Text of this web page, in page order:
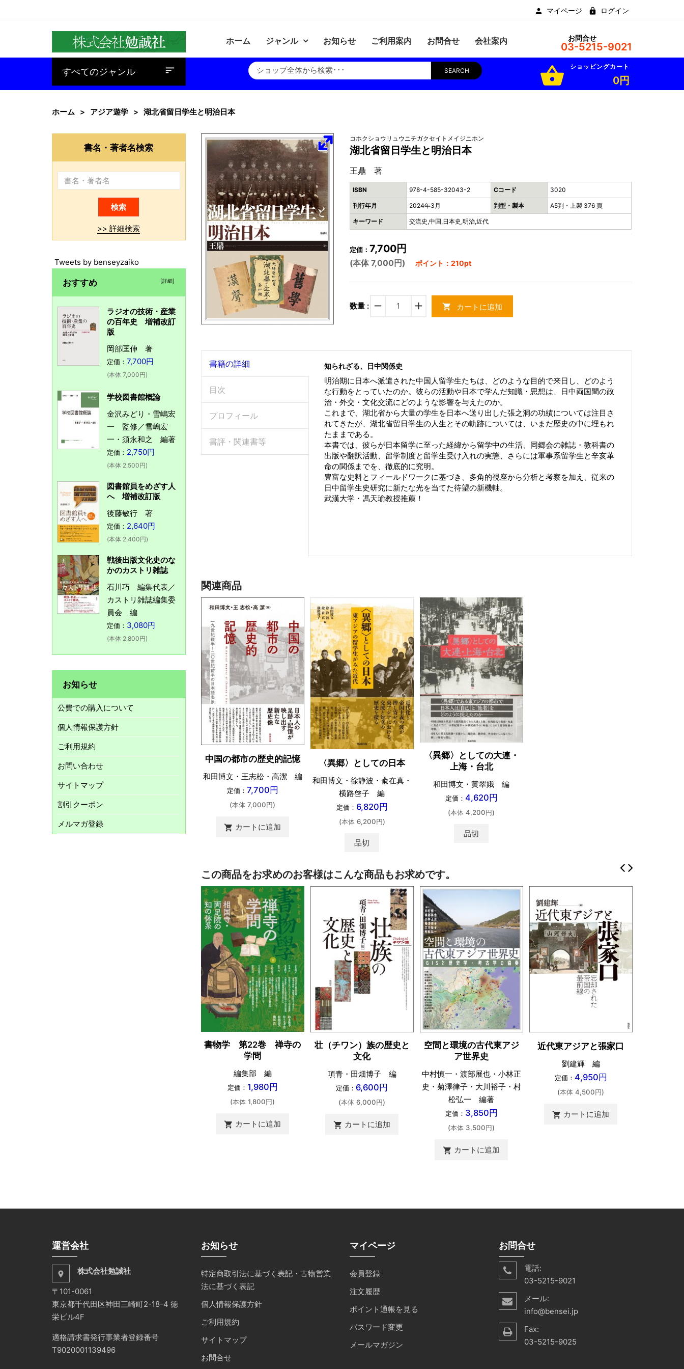
マイページ ログイン
ホーム ジャンル お知らせ ご利用案内 お問合せ 会社案内 お問合せ
03-5215-9021
すべてのジャンル
baseline_sort SEARCH shopping_basket ショッピングカート
0円
ホーム アジア遊学 湖北省留日学生と明治日本
コホクショウリュウニチガクセイトメイジニホン
湖北省留日学生と明治日本
王鼎 著
ISBN 978-4-585-32043-2 Cコード 3020
刊行年月 2024年3月 判型・製本 A5判・上製 376 頁
キーワード 交流史,中国,日本史,明治,近代
定価： 7,700円
(本体 7,000円) ポイント：210pt
数量 : remove add shopping_cart カートに追加
書籍の詳細
目次
プロフィール
書評・関連書等
知られざる、日中関係史
明治期に日本へ派遣された中国人留学生たちは、どのような目的で来日し、どのよう
な行動をとっていたのか。彼らの活動や日本で学んだ知識・思想は、日中両国間の政
治・外交・文化交流にどのような影響を与えたのか。
これまで、湖北省から大量の学生を日本へ送り出した張之洞の功績については注目さ
れてきたが、湖北省留日学生の人生とその軌跡については、いまだ歴史の中に埋もれ
たままである。
本書では、彼らが日本留学に至った経緯から留学中の生活、同郷会の雑誌・教科書の
出版や翻訳活動、留学制度と留学生受け入れの実態、さらには軍事系留学生と辛亥革
命の関係までを、徹底的に究明。
豊富な史料とフィールドワークに基づき、多角的視座から分析と考察を加え、従来の
日中留学生史研究に新たな光を当てた待望の新機軸。
武漢大学・馮天瑜教授推薦！
関連商品
中国の都市の歴史的記憶
和田博文・王志松・高潔 編
定価： 7,700円
(本体 7,000円)
shopping_cart カートに追加
〈異郷〉としての日本
和田博文・徐静波・兪在真・
横路啓子 編
定価： 6,820円
(本体 6,200円)
品切
〈異郷〉としての大連・
上海・台北
和田博文・黄翠娥 編
定価： 4,620円
(本体 4,200円)
品切
この商品をお求めのお客様はこんな商品もお求めです。
書物学 第22巻 禅寺の
学問
編集部 編
定価： 1,980円
(本体 1,800円)
shopping_cart カートに追加
壮（チワン）族の歴史と
文化
項青・田畑博子 編
定価： 6,600円
(本体 6,000円)
shopping_cart カートに追加
空間と環境の古代東アジ
ア世界史
中村慎一・渡部展也・小林正
史・菊澤律子・大川裕子・村
松弘一 編著
定価： 3,850円
(本体 3,500円)
shopping_cart カートに追加
近代東アジアと張家口
劉建輝 編
定価： 4,950円
(本体 4,500円)
shopping_cart カートに追加
書名・著者名検索
>> 詳細検索
Tweets by benseyzaiko
おすすめ [詳細]
ラジオの技術・産業
の百年史 増補改訂
版
岡部匡伸 著
定価： 7,700円
(本体 7,000円)
学校図書館概論
金沢みどり・雪嶋宏
一 監修／雪嶋宏
一・須永和之 編著
定価： 2,750円
(本体 2,500円)
図書館員をめざす人
へ 増補改訂版
後藤敏行 著
定価： 2,640円
(本体 2,400円)
戦後出版文化史のな
かのカストリ雑誌
石川巧 編集代表／
カストリ雑誌編集委
員会 編
定価： 3,080円
(本体 2,800円)
お知らせ
公費での購入について
個人情報保護方針
ご利用規約
お問い合わせ
サイトマップ
割引クーポン
メルマガ登録
運営会社
place 株式会社勉誠社
〒101-0061
東京都千代田区神田三崎町2-18-4 徳
栄ビル4F
適格請求書発行事業者登録番号
T9020001139496
お知らせ
特定商取引法に基づく表記・古物営業
法に基づく表記
個人情報保護方針
ご利用規約
サイトマップ
お問合せ
マイページ
会員登録
注文履歴
ポイント通帳を見る
パスワード変更
メールマガジン
お問合せ
電話:
03-5215-9021
メール:
info@bensei.jp
Fax:
03-5215-9025